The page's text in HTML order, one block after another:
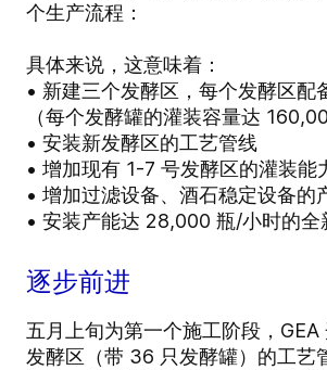
个生产流程：
具体来说，这意味着：
• 新建三个发酵区，每个发酵区配
（每个发酵罐的灌装容量达
• 安装新发酵区的工艺管线
• 增加现有 1-7 号发酵区的灌装能
• 增加过滤设备、酒石稳定设备的
• 安装产能达 28,000 瓶/小时的全
逐步前进
五月上旬为第一个施工阶段，
发酵区（带 36 只发酵罐）的工艺